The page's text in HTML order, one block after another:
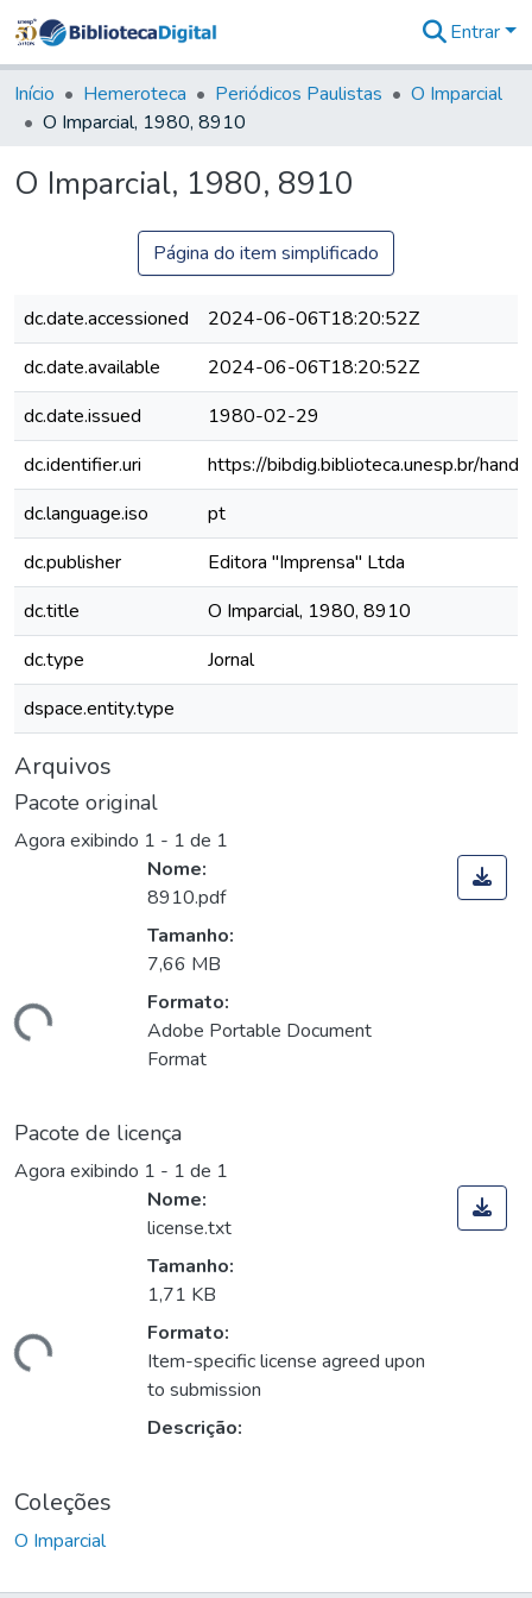
&
Coleções
Tudo na
Digital
Entrar
Início Hemeroteca Periódicos Paulistas
O Imparcial
O Imparcial, 1980, 8910
O Imparcial, 1980, 8910
Página do item simplificado
dc.date.accessioned
2024-06-06T18:20:52Z
dc.date.available
2024-06-06T18:20:52Z
dc.date.issued
1980-02-29
dc.identifier.uri
https://bibdig.biblioteca.unesp.br/
dc.language.iso
pt
dc.publisher
Editora "Imprensa" Ltda
dc.title
O Imparcial, 1980, 8910
dc.type
Jornal
dspace.entity.type
Arquivos
Pacote original
Agora exibindo 1 - 1 de 1
Nome:
8910.pdf
Tamanho:
7,66 MB
Formato:
Adobe Portable Document
Format
Pacote de licença
Agora exibindo 1 - 1 de 1
Nome:
license.txt
Tamanho:
1,71 KB
Formato:
Item-specific license agreed upon
to submission
Descrição:
Coleções
O Imparcial